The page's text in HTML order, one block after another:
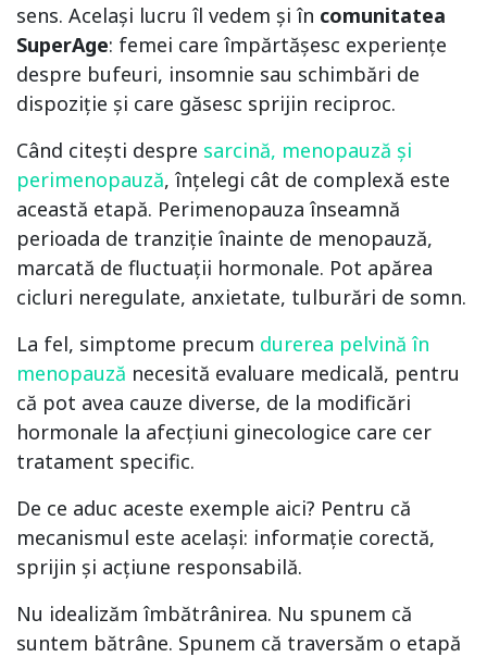
sens. Același lucru îl vedem și în comunitatea
SuperAge: femei care împărtășesc experiențe
despre bufeuri, insomnie sau schimbări de
dispoziție și care găsesc sprijin reciproc.
Când citești despre sarcină, menopauză și
perimenopauză, înțelegi cât de complexă este
această etapă. Perimenopauza înseamnă
perioada de tranziție înainte de menopauză,
marcată de fluctuații hormonale. Pot apărea
cicluri neregulate, anxietate, tulburări de somn.
La fel, simptome precum durerea pelvină în
menopauză necesită evaluare medicală, pentru
că pot avea cauze diverse, de la modificări
hormonale la afecțiuni ginecologice care cer
tratament specific.
De ce aduc aceste exemple aici? Pentru că
mecanismul este același: informație corectă,
sprijin și acțiune responsabilă.
Nu idealizăm îmbătrânirea. Nu spunem că
suntem bătrâne. Spunem că traversăm o etapă